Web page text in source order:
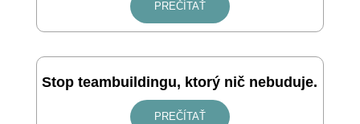
PREČÍTAŤ
Stop teambuildingu, ktorý nič nebuduje.
PREČÍTAŤ